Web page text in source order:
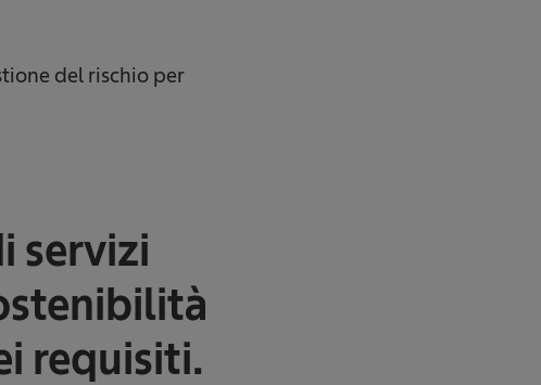
del rischio per
servizi
requisiti.